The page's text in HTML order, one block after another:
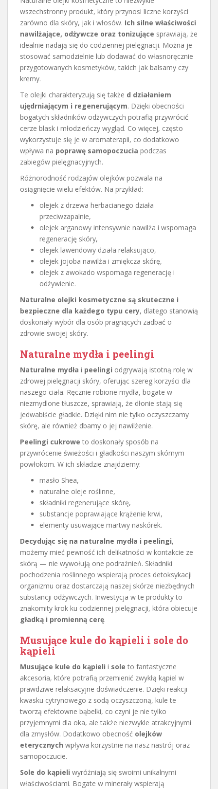
wszechstronny produkt, który przynosi liczne korzyści
zarówno dla skóry, jak i włosów. Ich silne właściwości
nawilżające, odżywcze oraz tonizujące sprawiają, że
idealnie nadają się do codziennej pielęgnacji. Można je
stosować samodzielnie lub dodawać do własnoręcznie
przygotowanych kosmetyków, takich jak balsamy czy
kremy.
Te olejki charakteryzują się także d działaniem
ujędrniającym i regenerującym. Dzięki obecności
bogatych składników odżywczych potrafią przywrócić
cerze blask i młodzieńczy wygląd. Co więcej, często
wykorzystuje się je w aromaterapii, co dodatkowo
wpływa na poprawę samopoczucia podczas
zabiegów pielęgnacyjnych.
Różnorodność rodzajów olejków pozwala na
osiągnięcie wielu efektów. Na przykład:
olejek z drzewa herbacianego działa
przeciwzapalnie,
olejek arganowy intensywnie nawilża i wspomaga
regenerację skóry,
olejek lawendowy działa relaksująco,
olejek jojoba nawilża i zmiękcza skórę,
olejek z awokado wspomaga regenerację i
odżywienie.
Naturalne olejki kosmetyczne są skuteczne i
bezpieczne dla każdego typu cery, dlatego stanowią
doskonały wybór dla osób pragnących zadbać o
zdrowie swojej skóry.
Naturalne mydła i peelingi
Naturalne mydła i peelingi odgrywają istotną rolę w
zdrowej pielęgnacji skóry, oferując szereg korzyści dla
naszego ciała. Ręcznie robione mydła, bogate w
niezmydlone tłuszcze, sprawiają, że dłonie stają się
jedwabiście gładkie. Dzięki nim nie tylko oczyszczamy
skórę, ale również dbamy o jej nawilżenie.
Peelingi cukrowe to doskonały sposób na
przywrócenie świeżości i gładkości naszym skórnym
powłokom. W ich składzie znajdziemy:
masło Shea,
naturalne oleje roślinne,
składniki regenerujące skórę,
substancje poprawiające krążenie krwi,
elementy usuwające martwy naskórek.
Decydując się na naturalne mydła i peelingi,
możemy mieć pewność ich delikatności w kontakcie ze
skórą — nie wywołują one podrażnień. Składniki
pochodzenia roślinnego wspierają proces detoksykacji
organizmu oraz dostarczają naszej skórze niezbędnych
substancji odżywczych. Inwestycja w te produkty to
znakomity krok ku codziennej pielęgnacji, która obiecuje
gładką i promienną cerę.
Musujące kule do kąpieli i sole do
kąpieli
Musujące kule do kąpieli i sole to fantastyczne
akcesoria, które potrafią przemienić zwykłą kąpiel w
prawdziwe relaksacyjne doświadczenie. Dzięki reakcji
kwasku cytrynowego z sodą oczyszczoną, kule te
tworzą efektowne bąbelki, co czyni je nie tylko
przyjemnymi dla oka, ale także niezwykle atrakcyjnymi
dla zmysłów. Dodatkowo obecność olejków
eterycznych wpływa korzystnie na nasz nastrój oraz
samopoczucie.
Sole do kąpieli wyróżniają się swoimi unikalnymi
właściwościami. Bogate w minerały wspierają